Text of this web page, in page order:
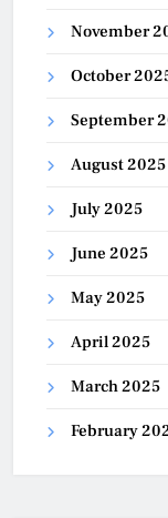
November
October
September
August 2025
July 2025
June 2025
May 2025
April 2025
March 2025
February